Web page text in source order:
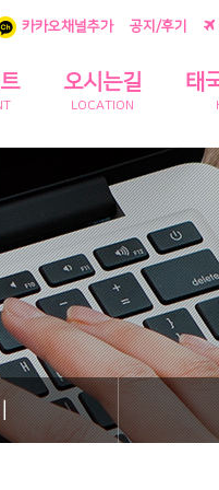
카카오채널추가 공지/후기
오시는길
LOCATION
태